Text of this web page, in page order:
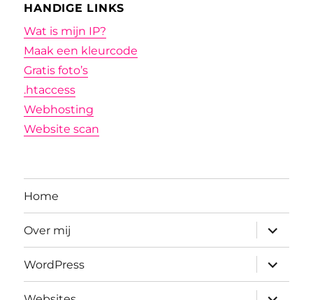
HANDIGE LINKS
Wat is mijn IP?
Maak een kleurcode
Gratis foto’s
.htaccess
Webhosting
Website scan
Home
Over mij
submenu
WordPress
submenu
submenu